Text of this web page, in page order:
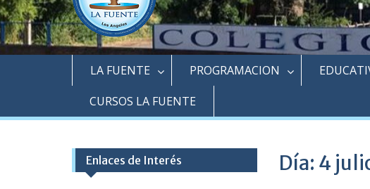
LA FUENTE PROGRAMACION
CURSOS LA FUENTE
Día: 4
Enlaces de Interés